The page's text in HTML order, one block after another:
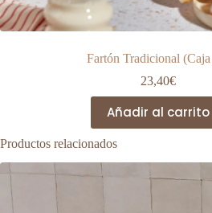
Fartón Tradicional
23,40€
Añadir al carrito
Productos relacionados